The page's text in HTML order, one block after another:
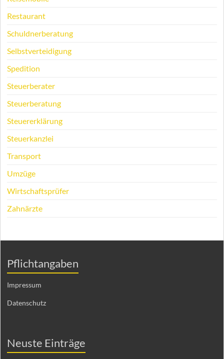
Restaurant
Schuldnerberatung
Selbstverteidigung
Spedition
Steuerberater
Steuerberatung
Steuererklärung
Steuerkanzlei
Transport
Umzüge
Wirtschaftsprüfer
Zahnärzte
Pflichtangaben
Impressum
Datenschutz
Neuste Einträge